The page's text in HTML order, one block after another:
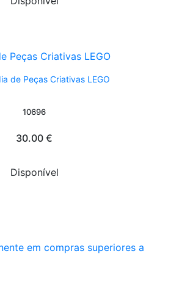
de Peças Criativas LEGO
10696
30.00 €
Disponível
em compras superiores a